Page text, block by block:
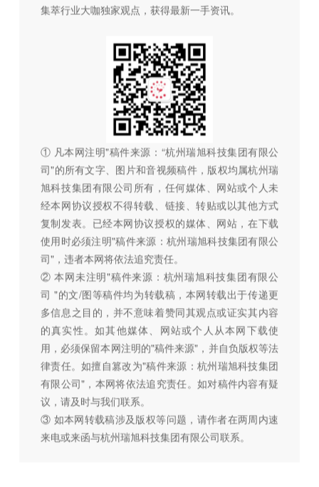
集萃行业大咖独家观点，获得最新一手资讯。
① 凡本网注明"稿件来源：“杭州瑞旭科技集团有限公
司"的所有文字、图片和音视频稿件，版权均属杭州瑞
旭科技集团有限公司所有，任何媒体、网站或个人未
经本网协议授权不得转载、链接、转贴或以其他方式
复制发表。已经本网协议授权的媒体、网站，在下载
使用时必须注明"稿件来源：杭州瑞旭科技集团有限公
司"，违者本网将依法追究责任。
② 本网未注明"稿件来源：杭州瑞旭科技集团有限公
司 "的文/图等稿件均为转载稿，本网转载出于传递更
多信息之目的，并不意味着赞同其观点或证实其内容
的真实性。如其他媒体、网站或个人从本网下载使
用，必须保留本网注明的"稿件来源"，并自负版权等法
律责任。如擅自篡改为"稿件来源：杭州瑞旭科技集团
有限公司"，本网将依法追究责任。如对稿件内容有疑
议，请及时与我们联系。
③ 如本网转载稿涉及版权等问题，请作者在两周内速
来电或来函与杭州瑞旭科技集团有限公司联系。